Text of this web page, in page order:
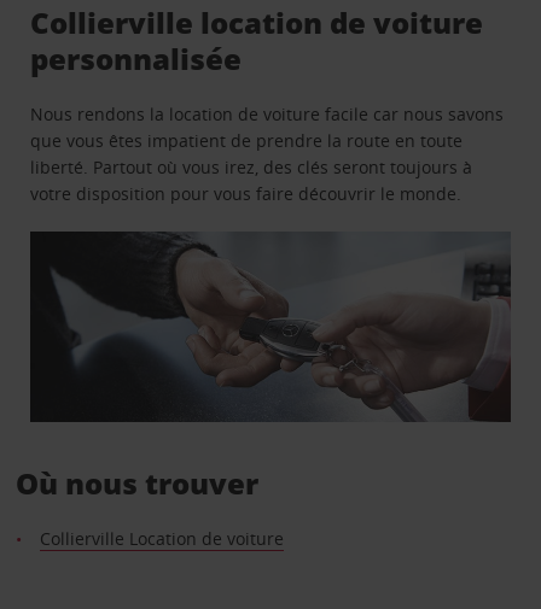
Collierville location de voiture
personnalisée
Nous rendons la location de voiture facile car nous savons
que vous êtes impatient de prendre la route en toute
liberté. Partout où vous irez, des clés seront toujours à
votre disposition pour vous faire découvrir le monde.
Où nous trouver
Collierville Location de voiture